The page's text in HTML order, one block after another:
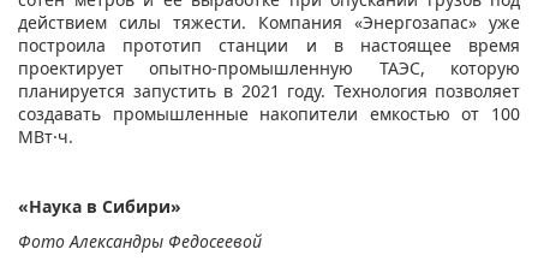
действием силы тяжести. Компания «Энергозапас» уже
построила прототип станции и в настоящее время
проектирует опытно-промышленную ТАЭС, которую
планируется запустить в 2021 году. Технология позволяет
создавать промышленные накопители емкостью от 100
МВт·ч.
«Наука в Сибири»
Фото Александры Федосеевой